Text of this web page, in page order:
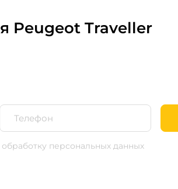
Peugeot Traveller
обработку персональных данных